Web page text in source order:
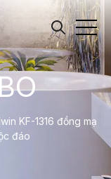
KF-1316 đồng mạ
đáo